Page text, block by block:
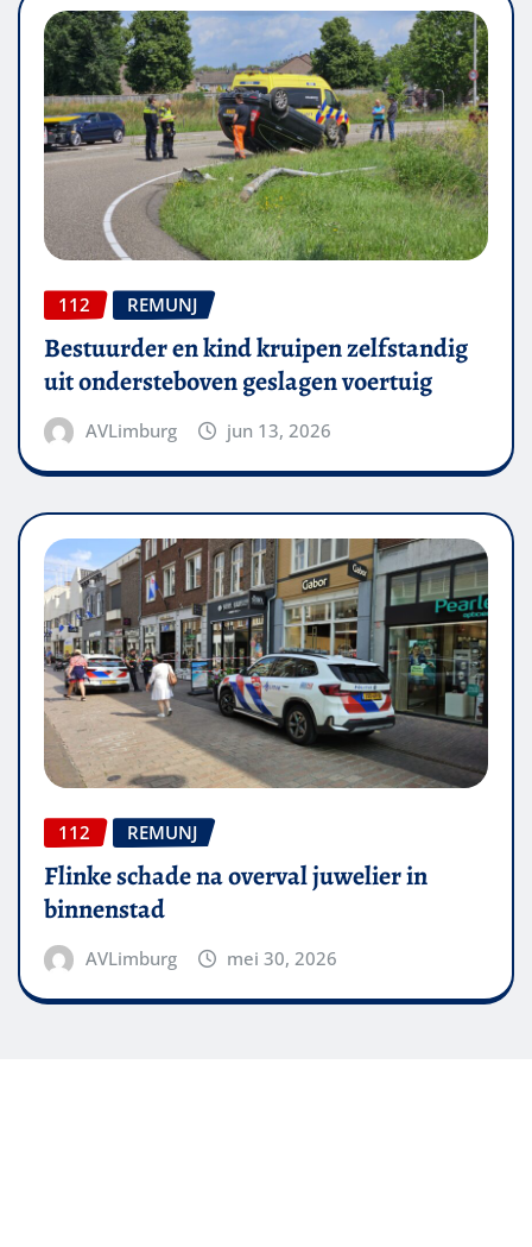
112 REMUNJ
Bestuurder en kind kruipen zelfstandig
uit ondersteboven geslagen voertuig
AVLimburg jun 13, 2026
112 REMUNJ
Flinke schade na overval juwelier in
binnenstad
AVLimburg mei 30, 2026